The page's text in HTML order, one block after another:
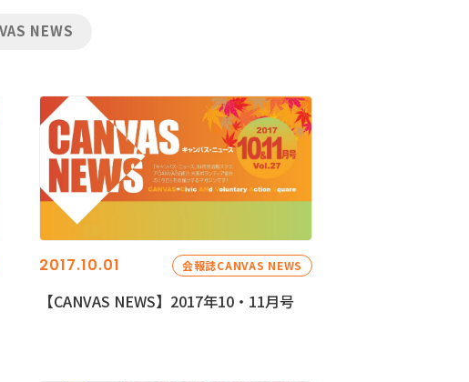
NEWS
2017.10.01 会報誌CANVAS NEWS
【CANVAS NEWS】2017年10・11月号